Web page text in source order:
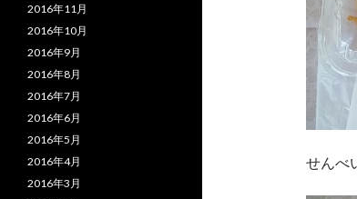
せんべ
2016年11月
2016年10月
2016年9月
2016年8月
2016年7月
2016年6月
2016年5月
2016年4月
2016年3月